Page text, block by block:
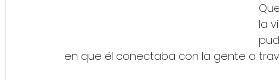
la
en que él conectaba con la gente a